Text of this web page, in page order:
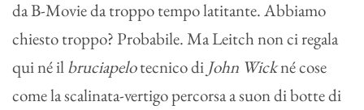
da B-Movie da troppo tempo latitante. Abbiamo
chiesto troppo? Probabile. Ma Leitch non ci regala
qui né ilbruciapelotecnico di John Wickné cose
come la scalinata-vertigo percorsa a suon di botte di